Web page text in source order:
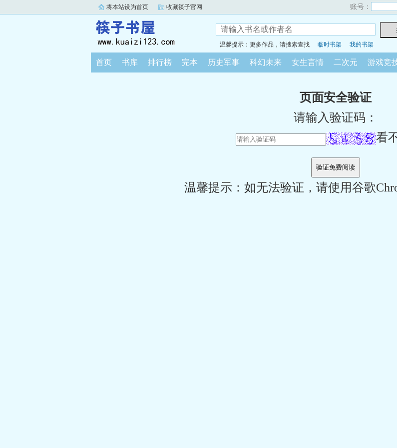
将本站设为首页 收藏筷子官网 账号：
温馨提示：更多作品，请搜索查找 临时书架 我的书架
首页 书库 排行榜 完本 历史军事 科幻未来 女生言情 二次元 游戏竞
页面安全验证
请输入验证码：
看
温馨提示：如无法验证，请使用谷歌